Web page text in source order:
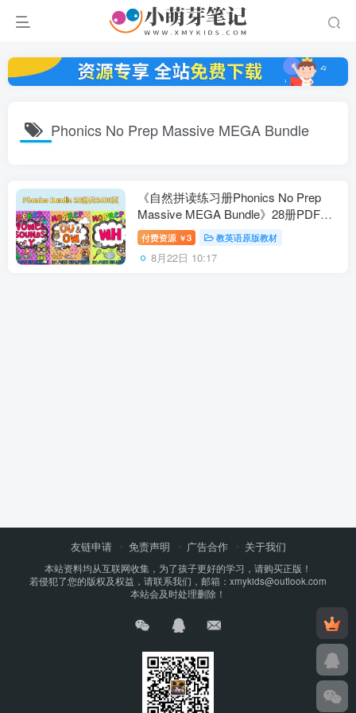
Phonics No Prep Massive MEGA Bundle
《自然拼读练习册Phonics No Prep
Massive MEGA Bundle》28册PDF电
子版共2400页，百度云网盘下载！
付费资源 ￥3 教英语原版教材
8月22日 10:17
友链申请 免责声明 广告合作 关于我们
本站资料均从互联网收集，为了孩子更好的学习，请购买正版！
若侵犯了您的版权及权益，请联系我们，邮箱：xmykids@outlook.com
本站会及时处理删除！